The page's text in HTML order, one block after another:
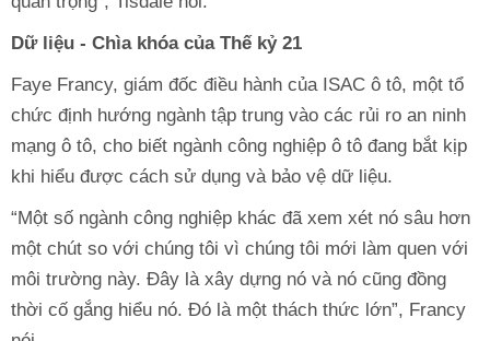
Dữ liệu - Chìa khóa của Thế kỷ 21
Faye Francy, giám đốc điều hành của ISAC ô tô, một tổ
chức định hướng ngành tập trung vào các rủi ro an ninh
mạng ô tô, cho biết ngành công nghiệp ô tô đang bắt kịp
khi hiểu được cách sử dụng và bảo vệ dữ liệu.
“Một số ngành công nghiệp khác đã xem xét nó sâu hơn
một chút so với chúng tôi vì chúng tôi mới làm quen với
môi trường này. Đây là xây dựng nó và nó cũng đồng
thời cố gắng hiểu nó. Đó là một thách thức lớn”, Francy